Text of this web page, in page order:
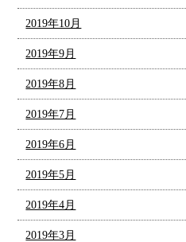
2019年10月
2019年9月
2019年8月
2019年7月
2019年6月
2019年5月
2019年4月
2019年3月